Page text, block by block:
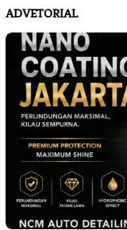
ADVETORIAL